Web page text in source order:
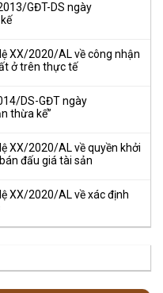
GĐT-DS ngày
XX/2020/AL về công nhận
ở trên thực tế
DS-GĐT ngày
thừa kế”
XX/2020/AL về quyền khởi
đấu giá tài sản
XX/2020/AL về xác định